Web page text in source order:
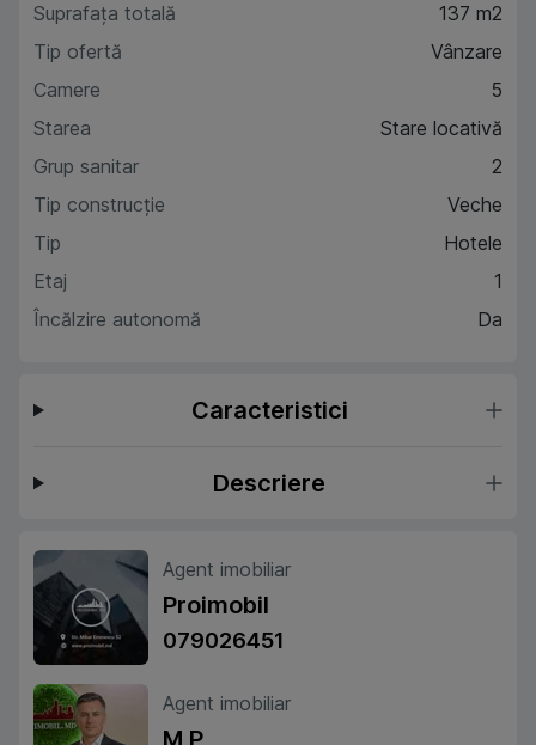
Suprafața totală
137 m2
Tip ofertă
Vânzare
Camere
5
Starea
Stare locativă
Grup sanitar
2
Tip construcție
Veche
Tip
Hotele
Etaj
1
Încălzire autonomă
Da
Caracteristici
Descriere
Agent imobiliar
Proimobil
079026451
Agent imobiliar
M P